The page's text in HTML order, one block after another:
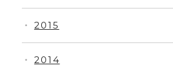
・ 2014
・ 2015